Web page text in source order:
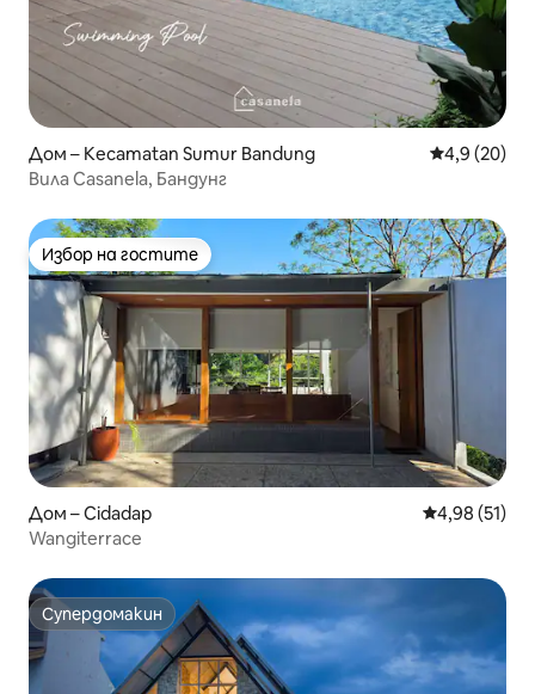
Дом – Kecamatan Sumur Bandung Средна
4,9 (20)
Вила Casanela, Бандунг
Избор на гостите
Избор на гостите
Дом – Cidadap Средна
4,98 (51)
Wangiterrace
Супердомакин
Супердомакин